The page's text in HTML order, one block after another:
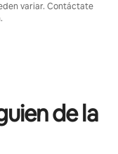
variar. Contáctate
de la